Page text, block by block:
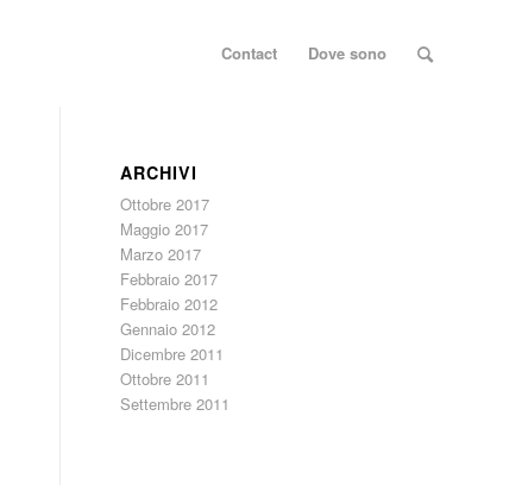
Contact Dove sono
ARCHIVI
Ottobre 2017
Maggio 2017
Marzo 2017
Febbraio 2017
Febbraio 2012
Gennaio 2012
Dicembre 2011
Ottobre 2011
Settembre 2011